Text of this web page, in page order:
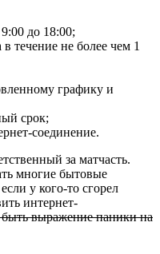
до 18:00;
течение не более чем 1
графику и
срок;
соединение.
за матчасть.
многие бытовые
у кого-то сгорел
интернет-
быть выражение паники на